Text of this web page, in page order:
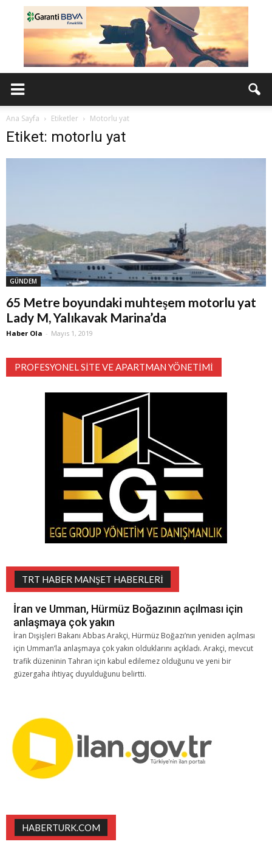
Ana Sayfa Etiketler Motorlu yat
Etiket: motorlu yat
GÜNDEM
65 Metre boyundaki muhteşem motorlu yat
Lady M, Yalıkavak Marina’da
Haber Ola - Mayıs 1, 2019
PROFESYONEL SITE VE APARTMAN YÖNETIMI
TRT HABER MANŞET HABERLERI
İran ve Umman, Hürmüz Boğazının açılması için
anlaşmaya çok yakın
İran Dışişleri Bakanı Abbas Arakçi, Hürmüz Boğazı’nın yeniden açılması
için Umman’la anlaşmaya çok yakın olduklarını açıkladı. Arakçi, mevcut
trafik düzeninin Tahran için kabul edilemez olduğunu ve yeni bir
güzergaha ihtiyaç duyulduğunu belirtti.
HABERTURK.COM